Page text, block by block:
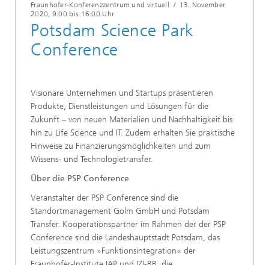
Fraunhofer-Konferenzzentrum und virtuell / 13. November
2020, 9.00 bis 16.00 Uhr
Potsdam Science Park
Conference
Visionäre Unternehmen und Startups präsentieren
Produkte, Dienstleistungen und Lösungen für die
Zukunft – von neuen Materialien und Nachhaltigkeit bis
hin zu Life Science und IT. Zudem erhalten Sie praktische
Hinweise zu Finanzierungsmöglichkeiten und zum
Wissens- und Technologietransfer.
Über die PSP Conference
Veranstalter der PSP Conference sind die
Standortmanagement Golm GmbH und Potsdam
Transfer. Kooperationspartner im Rahmen der der PSP
Conference sind die Landeshauptstadt Potsdam, das
Leistungszentrum »Funktionsintegration« der